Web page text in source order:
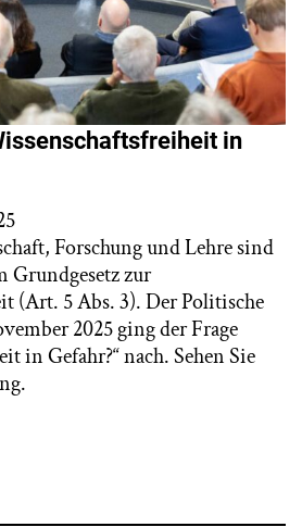
in
Forschung und Lehre sind
Grundgesetz zur
(Art. 5 Abs. 3). Der Politische
2025 ging der Frage
in Gefahr?“ nach. Sehen Sie